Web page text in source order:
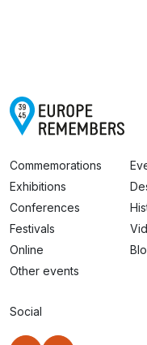
Commemorations
Exhibitions
Conferences
Festivals
Online
Other events
Social